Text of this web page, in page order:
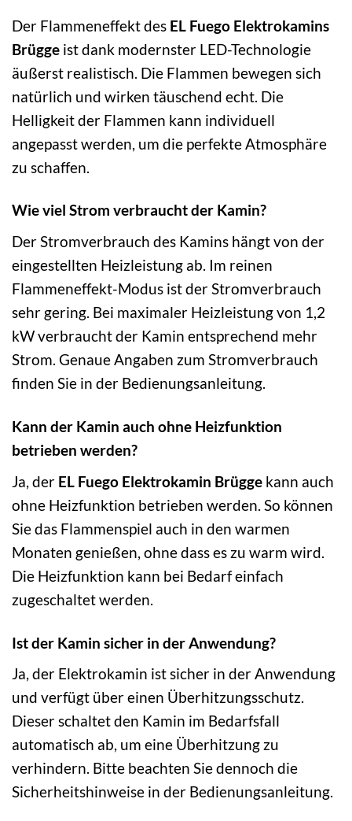
Der Flammeneffekt des EL Fuego Elektrokamins
Brügge ist dank modernster LED-Technologie
äußerst realistisch. Die Flammen bewegen sich
natürlich und wirken täuschend echt. Die
Helligkeit der Flammen kann individuell
angepasst werden, um die perfekte Atmosphäre
zu schaffen.
Wie viel Strom verbraucht der Kamin?
Der Stromverbrauch des Kamins hängt von der
eingestellten Heizleistung ab. Im reinen
Flammeneffekt-Modus ist der Stromverbrauch
sehr gering. Bei maximaler Heizleistung von 1,2
kW verbraucht der Kamin entsprechend mehr
Strom. Genaue Angaben zum Stromverbrauch
finden Sie in der Bedienungsanleitung.
Kann der Kamin auch ohne Heizfunktion
betrieben werden?
Ja, der EL Fuego Elektrokamin Brügge kann auch
ohne Heizfunktion betrieben werden. So können
Sie das Flammenspiel auch in den warmen
Monaten genießen, ohne dass es zu warm wird.
Die Heizfunktion kann bei Bedarf einfach
zugeschaltet werden.
Ist der Kamin sicher in der Anwendung?
Ja, der Elektrokamin ist sicher in der Anwendung
und verfügt über einen Überhitzungsschutz.
Dieser schaltet den Kamin im Bedarfsfall
automatisch ab, um eine Überhitzung zu
verhindern. Bitte beachten Sie dennoch die
Sicherheitshinweise in der Bedienungsanleitung.